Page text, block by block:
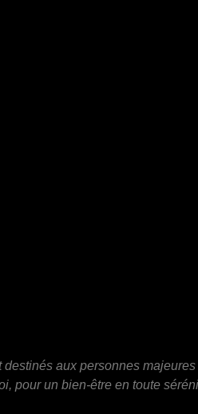
aux personnes
pour un bien-être en toute